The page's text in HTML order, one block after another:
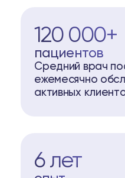
120 000+
пациентов
Средний врач
ежемесячно
активных
6 лет